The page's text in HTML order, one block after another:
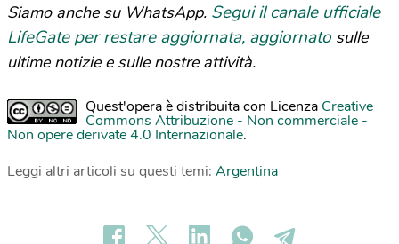
Siamo anche su WhatsApp. Segui il canale ufficiale
LifeGate per restare aggiornata, aggiornato sulle
ultime notizie e sulle nostre attività.
Quest'opera è distribuita con Licenza Creative
Commons Attribuzione - Non commerciale -
Non opere derivate 4.0 Internazionale.
Leggi altri articoli su questi temi: Argentina